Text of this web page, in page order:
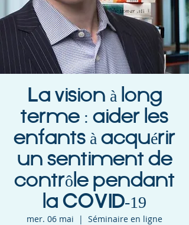
La vision à long
terme : aider les
enfants à acquérir
un sentiment de
contrôle pendant
la COVID-19
mer. 06 mai
  |
Séminaire en ligne